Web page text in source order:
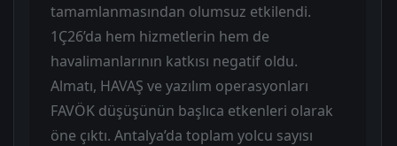
tamamlanmasından olumsuz etkilendi.
1Ç26’da hem hizmetlerin hem de
havalimanlarının katkısı negatif oldu.
Almatı, HAVAŞ ve yazılım operasyonları
FAVÖK düşüşünün başlıca etkenleri olarak
öne çıktı. Antalya’da toplam yolcu sayısı